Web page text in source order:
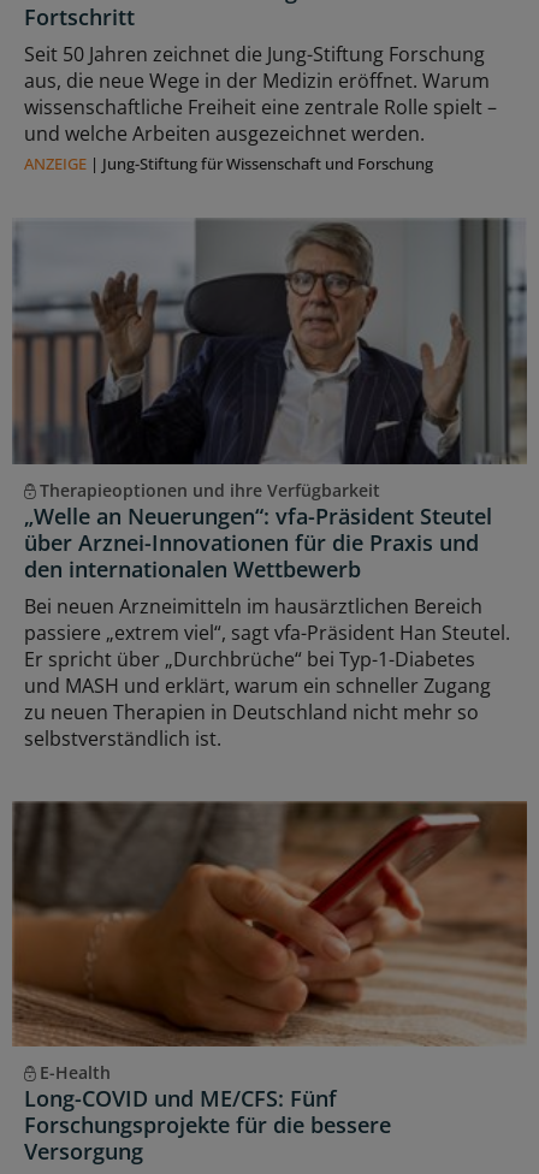
Fortschritt
Seit 50 Jahren zeichnet die Jung-Stiftung Forschung
aus, die neue Wege in der Medizin eröffnet. Warum
wissenschaftliche Freiheit eine zentrale Rolle spielt –
und welche Arbeiten ausgezeichnet werden.
ANZEIGE | Jung-Stiftung für Wissenschaft und Forschung
Therapieoptionen und ihre Verfügbarkeit
„Welle an Neuerungen“: vfa-Präsident Steutel
über Arznei-Innovationen für die Praxis und
den internationalen Wettbewerb
Bei neuen Arzneimitteln im hausärztlichen Bereich
passiere „extrem viel“, sagt vfa-Präsident Han Steutel.
Er spricht über „Durchbrüche“ bei Typ-1-Diabetes
und MASH und erklärt, warum ein schneller Zugang
zu neuen Therapien in Deutschland nicht mehr so
selbstverständlich ist.
E-Health
Long-COVID und ME/CFS: Fünf
Forschungsprojekte für die bessere
Versorgung